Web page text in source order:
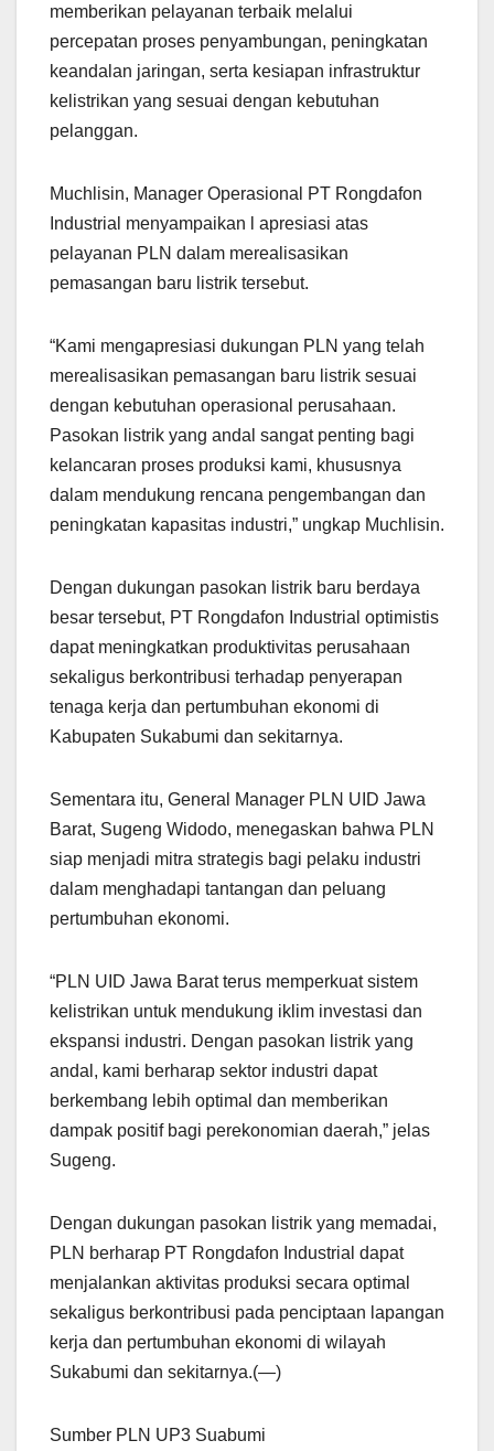
memberikan pelayanan terbaik melalui
percepatan proses penyambungan, peningkatan
keandalan jaringan, serta kesiapan infrastruktur
kelistrikan yang sesuai dengan kebutuhan
pelanggan.
Muchlisin, Manager Operasional PT Rongdafon
Industrial menyampaikan l apresiasi atas
pelayanan PLN dalam merealisasikan
pemasangan baru listrik tersebut.
“Kami mengapresiasi dukungan PLN yang telah
merealisasikan pemasangan baru listrik sesuai
dengan kebutuhan operasional perusahaan.
Pasokan listrik yang andal sangat penting bagi
kelancaran proses produksi kami, khususnya
dalam mendukung rencana pengembangan dan
peningkatan kapasitas industri,” ungkap Muchlisin.
Dengan dukungan pasokan listrik baru berdaya
besar tersebut, PT Rongdafon Industrial optimistis
dapat meningkatkan produktivitas perusahaan
sekaligus berkontribusi terhadap penyerapan
tenaga kerja dan pertumbuhan ekonomi di
Kabupaten Sukabumi dan sekitarnya.
Sementara itu, General Manager PLN UID Jawa
Barat, Sugeng Widodo, menegaskan bahwa PLN
siap menjadi mitra strategis bagi pelaku industri
dalam menghadapi tantangan dan peluang
pertumbuhan ekonomi.
“PLN UID Jawa Barat terus memperkuat sistem
kelistrikan untuk mendukung iklim investasi dan
ekspansi industri. Dengan pasokan listrik yang
andal, kami berharap sektor industri dapat
berkembang lebih optimal dan memberikan
dampak positif bagi perekonomian daerah,” jelas
Sugeng.
Dengan dukungan pasokan listrik yang memadai,
PLN berharap PT Rongdafon Industrial dapat
menjalankan aktivitas produksi secara optimal
sekaligus berkontribusi pada penciptaan lapangan
kerja dan pertumbuhan ekonomi di wilayah
Sukabumi dan sekitarnya.(—)
Sumber PLN UP3 Suabumi